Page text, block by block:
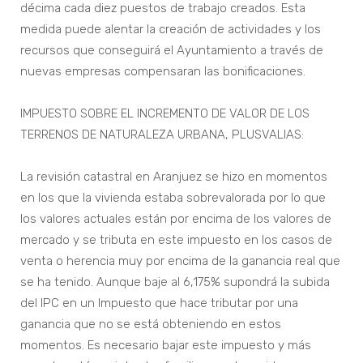
décima cada diez puestos de trabajo creados. Esta
medida puede alentar la creación de actividades y los
recursos que conseguirá el Ayuntamiento a través de
nuevas empresas compensaran las bonificaciones.
IMPUESTO SOBRE EL INCREMENTO DE VALOR DE LOS
TERRENOS DE NATURALEZA URBANA, PLUSVALIAS:
La revisión catastral en Aranjuez se hizo en momentos
en los que la vivienda estaba sobrevalorada por lo que
los valores actuales están por encima de los valores de
mercado y se tributa en este impuesto en los casos de
venta o herencia muy por encima de la ganancia real que
se ha tenido. Aunque baje al 6,175% supondrá la subida
del IPC en un Impuesto que hace tributar por una
ganancia que no se está obteniendo en estos
momentos. Es necesario bajar este impuesto y más